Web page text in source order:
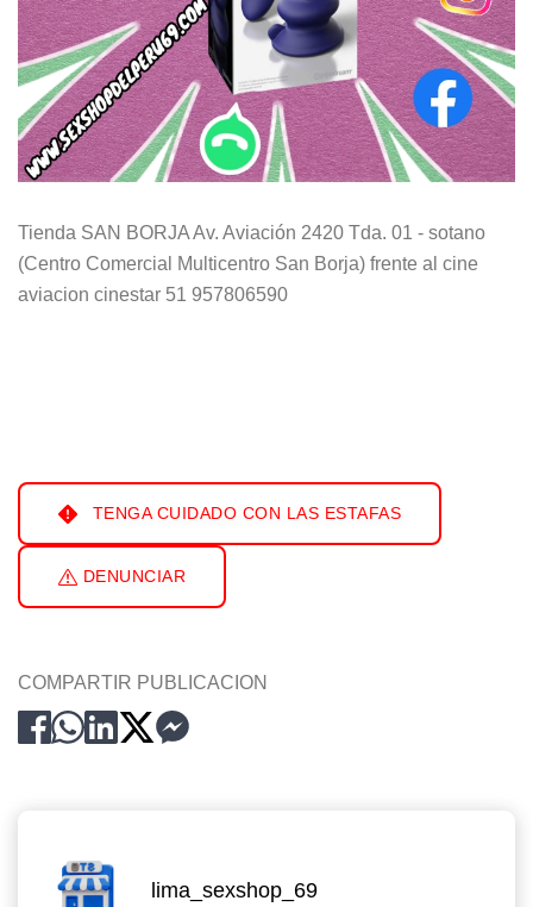
Tienda SAN BORJA Av. Aviación 2420 Tda. 01 - sotano
(Centro Comercial Multicentro San Borja) frente al cine
aviacion cinestar 51 957806590
TENGA CUIDADO CON LAS ESTAFAS
DENUNCIAR
COMPARTIR PUBLICACION
lima_sexshop_69